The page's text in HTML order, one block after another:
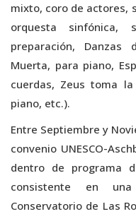
mixto, coro de actores,
orquesta
preparación, Danzas
Muerta, para piano,
cuerdas, Zeus toma
piano, etc.).
Entre Septiembre y
convenio UNESCO-
dentro de programa
consistente en
Conservatorio de Las